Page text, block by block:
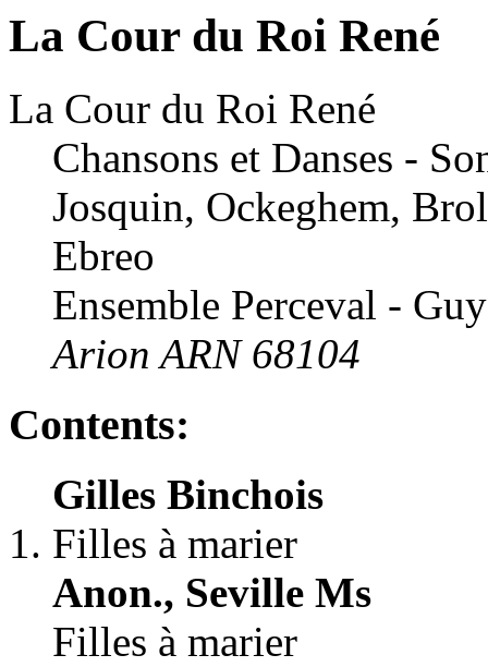
La Cour du Roi René
La Cour du Roi René
Chansons et Danses -
Josquin, Ockeghem,
Ebreo
Ensemble Perceval -
Arion ARN 68104
Contents:
Gilles Binchois
Filles à marier
Anon., Seville Ms
Filles à marier